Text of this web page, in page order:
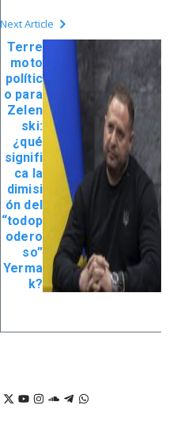
Next Article
Terre
moto
polític
o para
Zelen
ski:
¿qué
signifi
ca la
dimisi
ón del
“todop
odero
so”
Yerma
k?